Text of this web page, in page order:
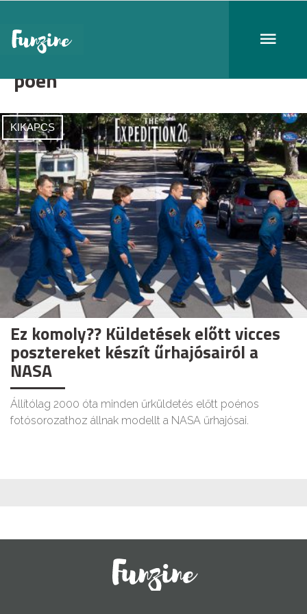
poén
KIKAPCS
Ez komoly?? Küldetések előtt vicces
posztereket készít űrhajósairól a
NASA
Állítólag 2000 óta minden űrküldetés előtt poénos
fotósorozathoz állnak modellt a NASA űrhajósai.